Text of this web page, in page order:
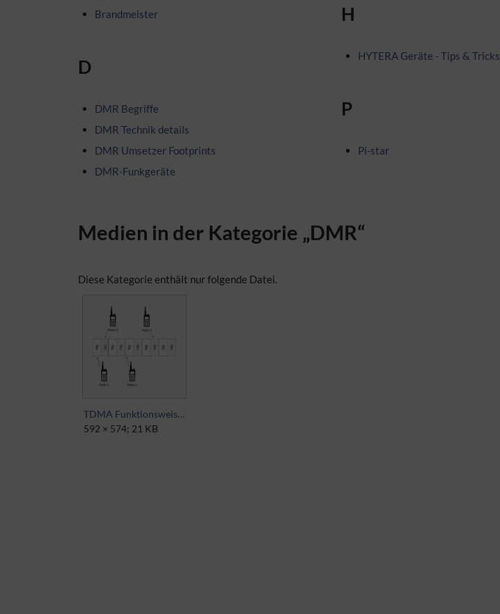
Brandmeister
D
DMR Begriffe
DMR Technik details
DMR Umsetzer Footprints
DMR-Funkgeräte
H
HYTERA Geräte - Tips & Tricks
P
Pi-star
Medien in der Kategorie „DMR“
Diese Kategorie enthält nur folgende Datei.
TDMA Funktionsweise.png
592 × 574; 21 KB